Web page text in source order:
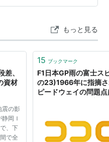
ジが漕いで行きます。 そ
ラベルに咲くオレンジの
もっと見る
差、
資材
震の影
岡Ｉ
、下
で全
15 ブックマーク
F1日本GP雨の富士ス
の23)1966年に指摘
ピードウェイの問題
究所の下は第二東名
漢日乗